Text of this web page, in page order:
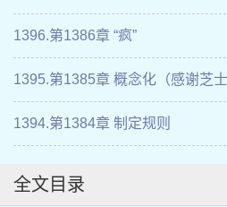
1396.第1386章 “疯”
1395.第1385章 概念化（感谢芝
盟）
1394.第1384章 制定规则
全文目录